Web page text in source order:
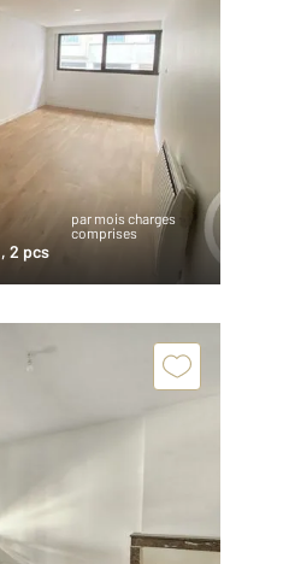
par mois charges
comprises
, 2 pcs